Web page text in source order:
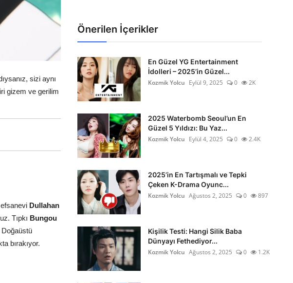
sizi aynı
gizem ve gerilim
Dullahan
Tıpkı Bungou
Doğaüstü
bırakıyor.
Önerilen İçerikler
En Güzel YG Entertainment
İdolleri – 2025’in Güzel...
Kozmik Yolcu Eylül 9, 2025 0 2K
2025 Waterbomb Seoul’un En
Güzel 5 Yıldızı: Bu Yaz...
Kozmik Yolcu Eylül 4, 2025 0 2.4K
2025’in En Tartışmalı ve Tepki
Çeken K-Drama Oyunc...
Kozmik Yolcu Ağustos 2, 2025 0 897
Kişilik Testi: Hangi Silik Baba
Dünyayı Fethediyor...
Kozmik Yolcu Ağustos 2, 2025 0 1.2K